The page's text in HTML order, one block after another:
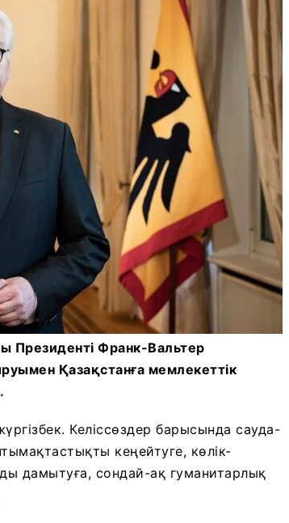
Президенті Франк-Вальтер
Қазақстанға мемлекеттік
Келіссөздер барысында сауда-
кеңейтуге, көлік-
дамытуға, сондай-ақ гуманитарлық